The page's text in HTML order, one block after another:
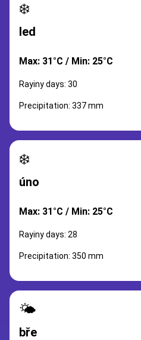
❄️
led
Max: 31°C / Min: 25°C
Rayiny days: 30
Precipitation: 337 mm
❄️
úno
Max: 31°C / Min: 25°C
Rayiny days: 28
Precipitation: 350 mm
🌤️
bře